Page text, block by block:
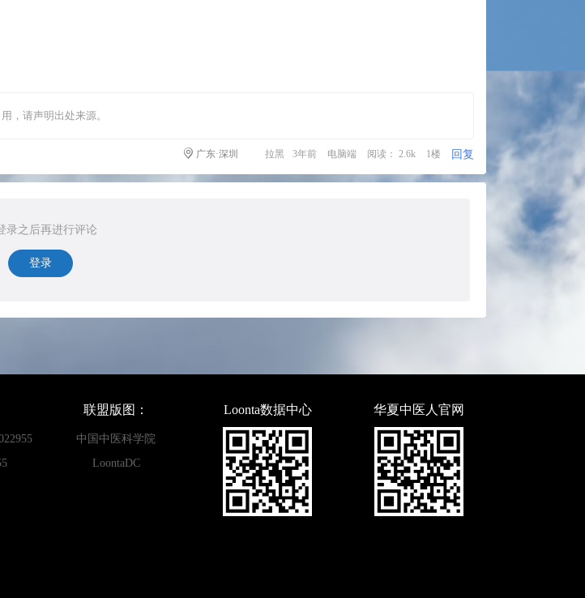
，请声明出处来源。
广东·深圳 拉黑 3年前 电脑端 阅读： 2.6k 1楼 回复
录之后再进行评论
登录
联盟版图：
中国中医科学院
LoontaDC
Loonta数据中心 华夏中医人官网